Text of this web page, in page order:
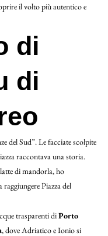
il volto più autentico e
di
di
del Sud”. Le facciate scolpite
raccontava una storia.
di mandorla, ho
Piazza del
trasparenti diPorto
, dove Adriatico e Ionio si